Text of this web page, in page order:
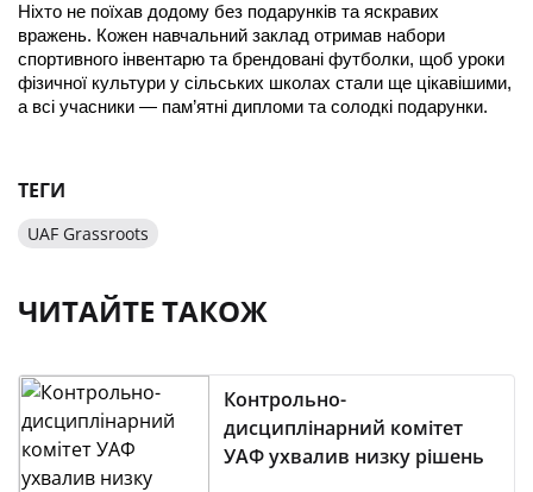
Ніхто не поїхав додому без подарунків та яскравих
вражень. Кожен навчальний заклад отримав набори
спортивного інвентарю та брендовані футболки, щоб уроки
фізичної культури у сільських школах стали ще цікавішими,
а всі учасники — пам’ятні дипломи та солодкі подарунки.
ТЕГИ
UAF Grassroots
ЧИТАЙТЕ ТАКОЖ
Контрольно-
дисциплінарний комітет
УАФ ухвалив низку рішень